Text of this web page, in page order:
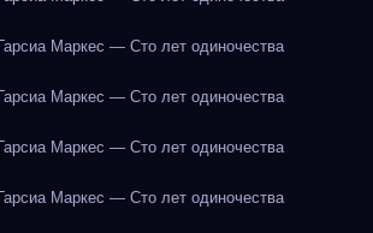
Маркес — Сто лет одиночества
Маркес — Сто лет одиночества
Маркес — Сто лет одиночества
Маркес — Сто лет одиночества